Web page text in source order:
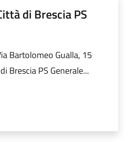
di Brescia PS
Bartolomeo Gualla, 15
Brescia PS Generale...